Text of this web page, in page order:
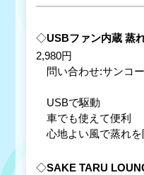
◇USBファン内蔵 蒸
2,980円
問い合わせ:サンコ
USBで駆動
車でも使えて便利
心地よい風で蒸れを
◇SAKE TARU